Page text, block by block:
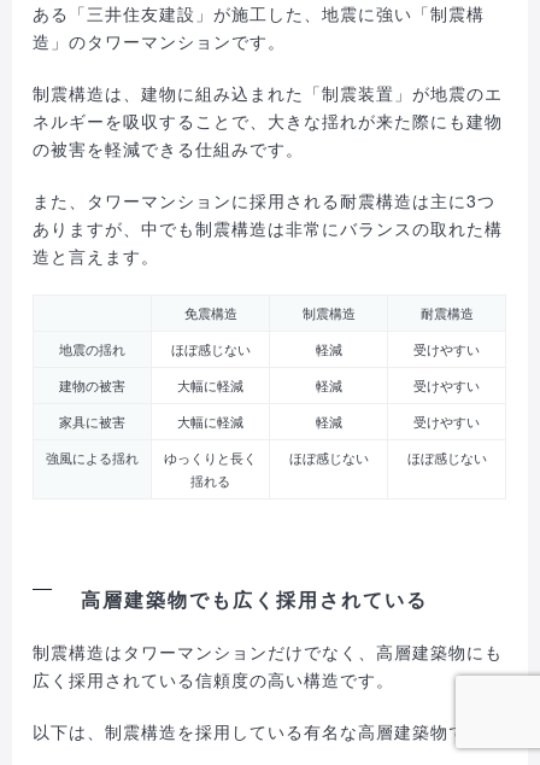
ある「三井住友建設」が施工した、地震に強い「制震構
造」のタワーマンションです。
制震構造は、建物に組み込まれた「制震装置」が地震のエ
ネルギーを吸収することで、大きな揺れが来た際にも建物
の被害を軽減できる仕組みです。
また、タワーマンションに採用される耐震構造は主に3つ
ありますが、中でも制震構造は非常にバランスの取れた構
造と言えます。
免震構造 制震構造
耐震構造
地震の揺れ
ほぼ感じない 軽減
受けやすい
建物の被害
大幅に軽減 軽減
受けやすい
家具に被害
大幅に軽減 軽減
受けやすい
強風による揺れ
ゆっくりと長く
揺れる
ほぼ感じない ほぼ感じない
高層建築物でも広く採用されている
制震構造はタワーマンションだけでなく、高層建築物にも
広く採用されている信頼度の高い構造です。
以下は、制震構造を採用している有名な高層建築物です。